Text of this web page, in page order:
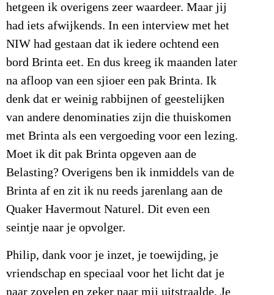
hetgeen ik overigens zeer waardeer. Maar jij
had iets afwijkends. In een interview met het
NIW had gestaan dat ik iedere ochtend een
bord Brinta eet. En dus kreeg ik maanden later
na afloop van een sjioer een pak Brinta. Ik
denk dat er weinig rabbijnen of geestelijken
van andere denominaties zijn die thuiskomen
met Brinta als een vergoeding voor een lezing.
Moet ik dit pak Brinta opgeven aan de
Belasting? Overigens ben ik inmiddels van de
Brinta af en zit ik nu reeds jarenlang aan de
Quaker Havermout Naturel. Dit even een
seintje naar je opvolger.
Philip, dank voor je inzet, je toewijding, je
vriendschap en speciaal voor het licht dat je
naar zovelen en zeker naar mij uitstraalde. Je